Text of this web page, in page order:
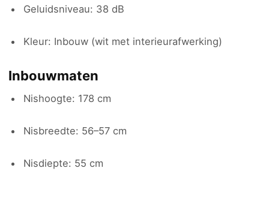
Geluidsniveau: 38 dB
Kleur: Inbouw (wit met interieurafwerking)
Inbouwmaten
Nishoogte: 178 cm
Nisbreedte: 56–57 cm
Nisdiepte: 55 cm